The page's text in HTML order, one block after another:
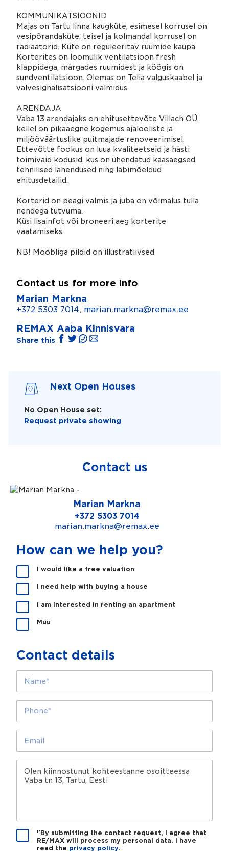
Contact us
Marian Markna
+372 5303 7014
marian.markna@remax.ee
KOMMUNIKATSIOONID
Majas on Tartu linna kaugküte, esimesel korrusel on
vesipõrandaküte, teisel ja kolmandal korrusel on
radiaatorid. Küte on reguleeritav ruumide kaupa.
Korterites on loomulik ventilatsioon fresh
klappidega, märgades ruumidest ja köögis on
sundventilatsioon. Olemas on Telia valguskaabel ja
valvesignalisatsiooni valmidus.
ARENDAJA
Vaba 13 arendajaks on ehitusettevõte Villach OÜ,
kellel on pikaaegne kogemus ajalooliste ja
miljööväärtuslike puitmajade renoveerimisel.
Ettevõtte fookus on luua kvaliteetseid ja hästi
toimivaid kodusid, kus on ühendatud kaasaegsed
tehnilised lahendused ning läbimõeldud
ehitusdetailid.
Korterid on peagi valmis ja juba on võimalus tulla
nendega tutvuma.
Küsi lisainfot või broneeri aeg korterite
vaatamiseks.
NB! Mööbliga pildid on illustratiivsed.
Contact us for more info
Marian Markna
+372 5303 7014, marian.markna@remax.ee
REMAX Aaba Kinnisvara
Share this
Next Open Houses
No Open House set:
Request private showing
How can we help you?
K
a
m
s
a
e
?
I would like a free valuation
I need help with buying a house
I am interested in renting an apartment
Muu
Contact details
N
m
e
P
o
n
*
E
a
iM
e
P
r
"By submitting the contact request, I agree that
RE/MAX will process my personal data. I have
read the privacy policy.